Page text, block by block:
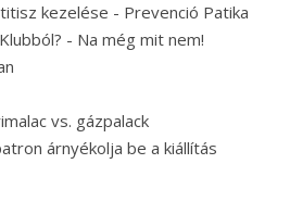
kezelése - Prevenció Patika
- Na még mit nem!
vs. gázpalack
árnyékolja be a kiállítás